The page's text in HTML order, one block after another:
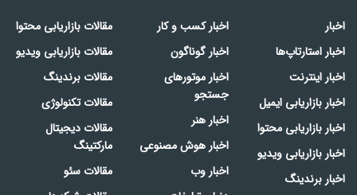
اخبار
اخبار استارتاپ‌ها
اخبار اینترنت
اخبار بازاریابی ایمیل
اخبار بازاریابی محتوا
اخبار بازاریابی ویدیو
اخبار برندینگ
اخبار کسب و کار
اخبار گوناگون
اخبار موتورهای
جستجو
اخبار هنر
اخبار هوش مصنوعی
اخبار وب
مقالات بازاریابی محتوا
مقالات بازاریابی ویدیو
مقالات برندینگ
مقالات تکنولوژی
مقالات دیجیتال
مارکتینگ
مقالات سئو